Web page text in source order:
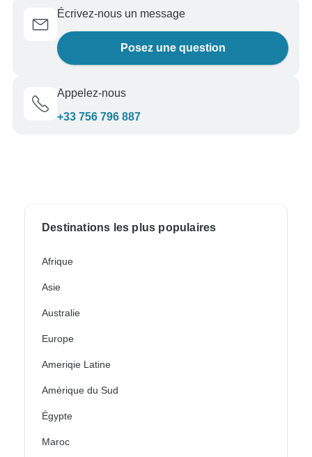
Écrivez-nous un message
Posez une question
Appelez-nous
+33 756 796 887
Destinations les plus populaires
Afrique
Asie
Australie
Europe
Ameriqie Latine
Amérique du Sud
Égypte
Maroc